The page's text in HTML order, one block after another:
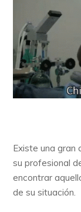
Existe una gran
su profesional
encontrar
de su situación.